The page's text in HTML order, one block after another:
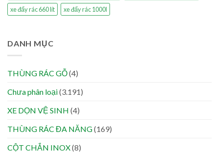
xe đẩy rác 660 lít
xe đẩy rác 1000l
DANH MỤC
THÙNG RÁC GỖ(4)
Chưa phân loại(3.191)
XE DỌN VỆ SINH (4)
THÙNG RÁC ĐA NĂNG(169)
CỘT CHẮN INOX(8)